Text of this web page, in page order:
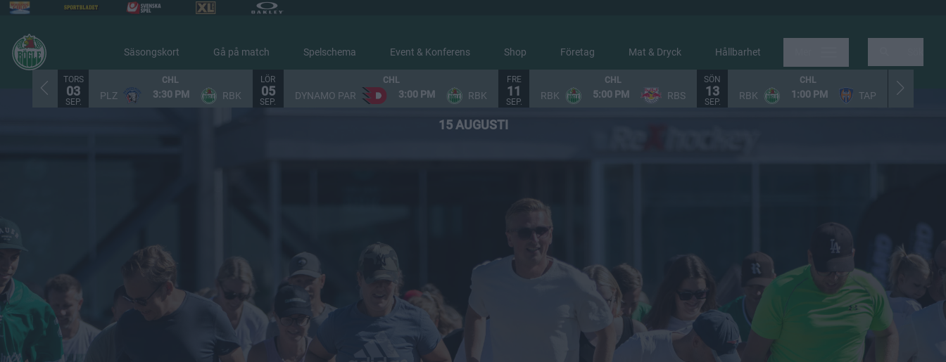
Säsongskort Gå på match Spelschema Event & Konferens Shop Företag Mat & Dryck Hållbarhet
TORS
03
SEP.
CHL
PLZ 3:30 PM RBK
LÖR
05
SEP.
CHL
DYNAMO PAR 3:00 PM RBK
FRE
11
SEP.
CHL
RBK 5:00 PM RBS
SÖN
13
SEP.
CHL
RBK 1:00 PM TAP
LÖR
19
RÖGLEDAGEN 2026
15 AUGUSTI